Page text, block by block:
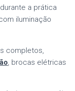
a prática
iluminação
completos,
, brocas elétricas